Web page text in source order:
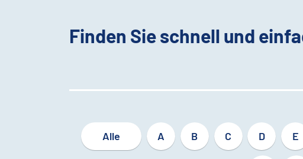
Finden Sie schnell und
Alle A B C D E